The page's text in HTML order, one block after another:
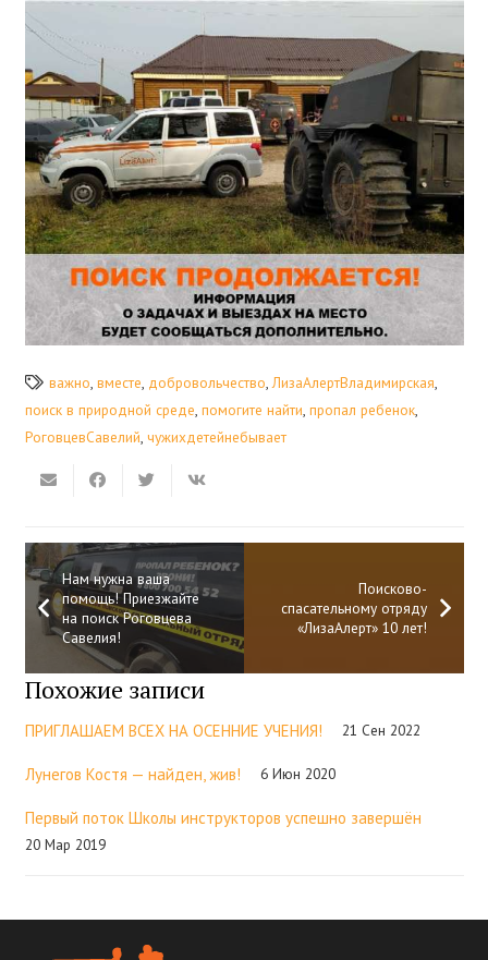
важно, вместе, добровольчество,ЛизаАлертВладимирская,
поиск в природной среде, помогите найти, пропал ребенок,
РоговцевСавелий, чужихдетейнебывает
Нам нужна ваша
помощь! Приезжайте
на поиск Роговцева
Савелия!
Поисково-
спасательному отряду
«ЛизаАлерт» 10 лет!
Похожие записи
ПРИГЛАШАЕМ ВСЕХ НА ОСЕННИЕ УЧЕНИЯ! 21 Сен 2022
Лунегов Костя — найден, жив! 6 Июн 2020
Первый поток Школы инструкторов успешно завершён
20 Мар 2019